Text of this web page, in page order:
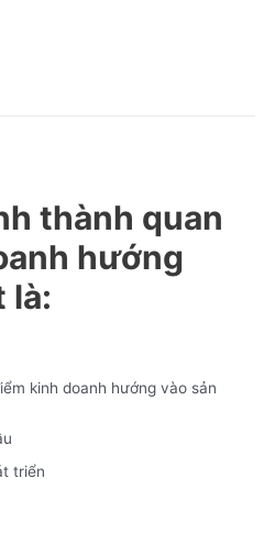
thành quan
hướng
là:
kinh doanh hướng vào sản
triển